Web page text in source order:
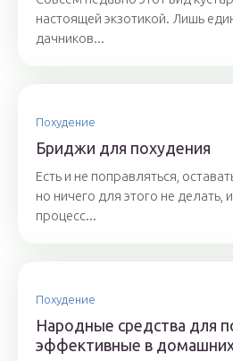
настоящей экзотикой. Лишь
дачников...
Похудение
Бриджи для похудения
Есть и не поправляться,
но ничего для этого не делать,
процесс...
Похудение
Народные средства для
эффективные в домашних